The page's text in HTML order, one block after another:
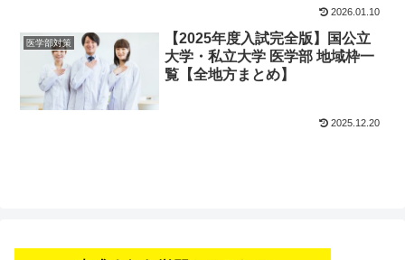
2026.01.10
医学部対策
【2025年度入試完全版】国公立
大学・私立大学 医学部 地域枠一
覧【全地方まとめ】
2025.12.20